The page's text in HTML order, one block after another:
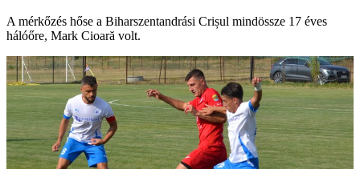
A mérkőzés hőse a Biharszentandrási Crișul mindössze 17 éves
hálóőre, Mark Cioară volt.